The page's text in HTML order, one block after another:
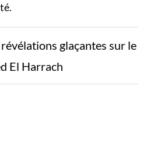
glaçantes sur le
El Harrach